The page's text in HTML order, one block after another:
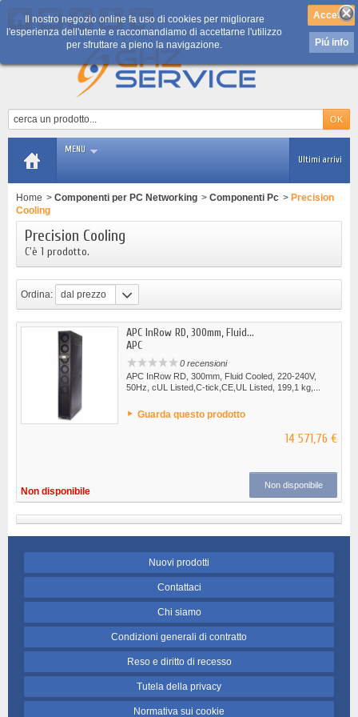
0
MENU
Ultimi arrivi
Il nostro negozio online fa uso di cookies per migliorare
l'esperienza dell'utente e raccomandiamo di accettarne l'utilizzo
per sfruttare a pieno la navigazione.
Piú info
Home > Componenti per PC Networking > Componenti Pc > Precision
Cooling
Precision Cooling
C'è 1 prodotto.
Ordina:
dal prezzo
APC InRow RD, 300mm, Fluid...
APC
0 recensioni
APC InRow RD, 300mm, Fluid Cooled, 220-240V,
50Hz, cUL Listed,C-tick,CE,UL Listed, 199,1 kg,...
Guarda questo prodotto
14 571,76 €
Non disponibile
Non disponibile
Nuovi prodotti
Contattaci
Chi siamo
Condizioni generali di contratto
Reso e diritto di recesso
Tutela della privacy
Normativa sui cookie